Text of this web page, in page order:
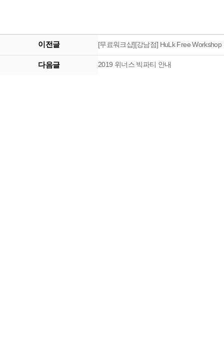
이전글 [무료워크샵][강남점] HuLk Free Workshop
다음글 2019 위너스 빅파티 안내